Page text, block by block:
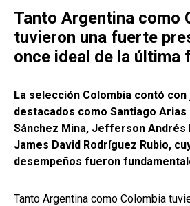
Tanto Argentina como
tuvieron una fuerte
once ideal de la última
La selección Colombia contó
destacados como Santiago Arias
Sánchez Mina, Jefferson Andrés
James David Rodríguez Rubio,
desempeños fueron
Tanto Argentina como Colombia